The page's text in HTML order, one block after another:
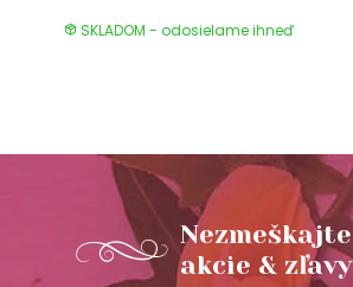
SKLADOM - odosielame ihneď
Nezmeškajte
akcie & zľavy